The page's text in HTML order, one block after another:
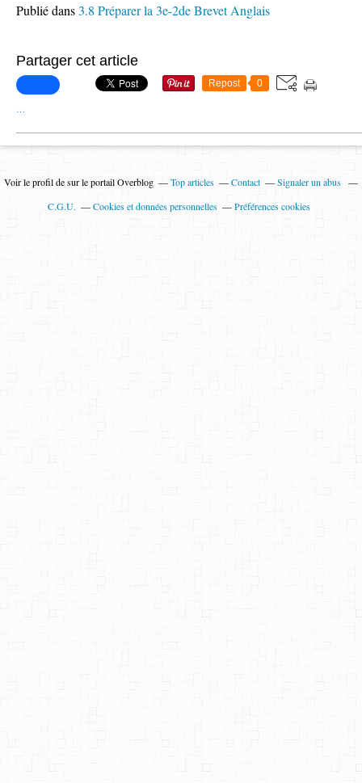
Publié dans3.8 Préparer la 3e-2de Brevet Anglais
Partager cet article
Repost 0
…
Voir le profil desur le portail Overblog Top articles Contact
Signaler un abus
C.G.U.
Cookies et données personnelles Préférences cookies